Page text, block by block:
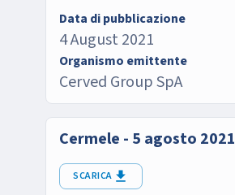
Data di pubblicazione
4 August 2021
Organismo emittente
Cerved Group SpA
Cermele - 5 agosto 2021
SCARICA